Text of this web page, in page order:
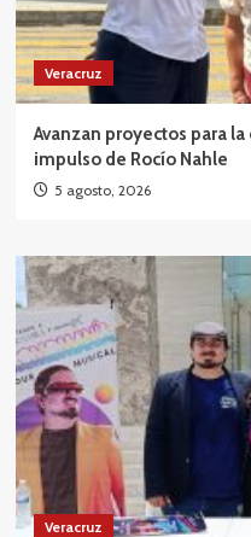
Veracruz
Avanzan proyectos para
impulso de Rocío Nahle
5 agosto, 2026
Veracruz